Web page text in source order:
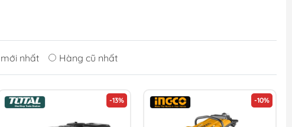
nhất Hàng cũ nhất
-13% -10%